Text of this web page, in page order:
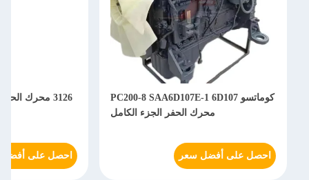
كوماتسو PC200-8 SAA6D107E-1 6D107
محرك الحفر الجزء الكامل
احصل على أفضل سعر احصل على